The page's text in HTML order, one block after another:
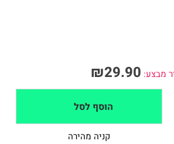
מבצע: ₪29.90
הוסף לסל
קניה מהירה